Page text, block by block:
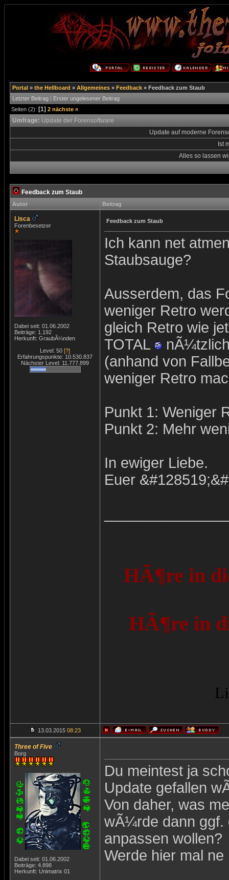
Portal » the Hellboard » Allgemeines » Feedback » Feedback zum Staub
Letzter Beitrag | Erster ungelesener Beitrag
Seiten (2): [1] 2 nächste »
Umfrage: Update der Forensoftware
Update auf moderne
Ist
Alles so lassen
Feedback zum Staub
Autor Beitrag
Lisca
Forenbesetzer
Dabei seit: 01.06.2002
Beiträge: 1.192
Herkunft: GraubÃ¼nden
Level: 50 [?]
Erfahrungspunkte: 10.530.837
Nächster Level: 11.777.899
Feedback zum Staub
Ich kann net
Staubsauge?
Ausserdem, das
weniger Retro
gleich Retro wie
TOTAL
(anhand von
weniger Retro
Punkt 1: Weniger
Punkt 2: Mehr
In ewiger Liebe.
Euer
HÃ¶re in
HÃ¶re in
13.03.2015 08:23
Three of Five
Borg
Dabei seit: 01.06.2002
Beiträge: 4.898
Herkunft: Unimatrix 01
Du meintest ja
Update gefallen
Von daher, was
wÃ¼rde dann ggf.
anpassen wollen?
Werde hier mal